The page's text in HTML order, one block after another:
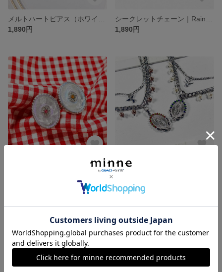
1,890円
1,890円
オーバルオーロラリング｜幻想的な蓮モチーフ｜Rainシリーズ｜ハンドメイド指輪